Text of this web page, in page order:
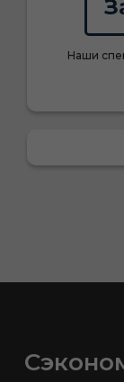
Наши